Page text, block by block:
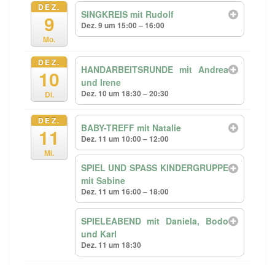
DEZ.
9
Mo.
SINGKREIS mit Rudolf
Dez. 9 um 15:00 – 16:00
DEZ.
10
Di.
HANDARBEITSRUNDE mit Andrea
und Irene
Dez. 10 um 18:30 – 20:30
DEZ.
11
Mi.
BABY-TREFF mit Natalie
Dez. 11 um 10:00 – 12:00
SPIEL UND SPASS KINDERGRUPPE
mit Sabine
Dez. 11 um 16:00 – 18:00
SPIELEABEND mit Daniela, Bodo
und Karl
Dez. 11 um 18:30